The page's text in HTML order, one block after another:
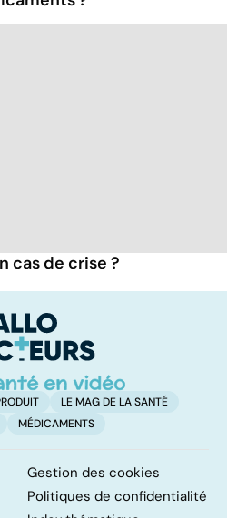
cas de crise ?
LE MAG DE LA SANTÉ
MÉDICAMENTS
Gestion des cookies
Politiques de confidentialité